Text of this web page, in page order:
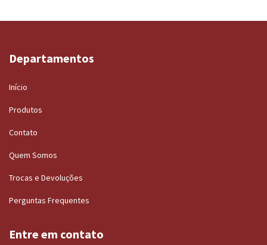
Departamentos
Início
Produtos
Contato
Quem Somos
Trocas e Devoluções
Perguntas Frequentes
Entre em contato